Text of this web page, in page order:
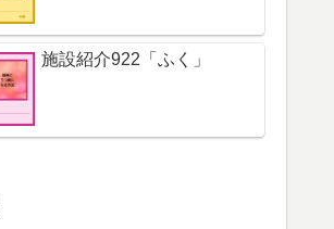
施設紹介922「ふく」